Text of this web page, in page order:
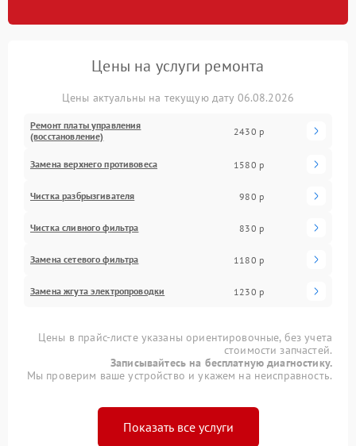
Цены на услуги ремонта
Цены актуальны на текущую дату 06.08.2026
Ремонт платы управления
(восстановление)
2430 р
Замена верхнего противовеса 1580 р
Чистка разбрызгивателя 980 р
Чистка сливного фильтра 830 р
Замена сетевого фильтра 1180 р
Замена жгута электропроводки 1230 р
Цены в прайс-листе указаны ориентировочные, без учета
стоимости запчастей.
Записывайтесь на бесплатную диагностику.
Мы проверим ваше устройство и укажем на неисправность.
Показать все услуги